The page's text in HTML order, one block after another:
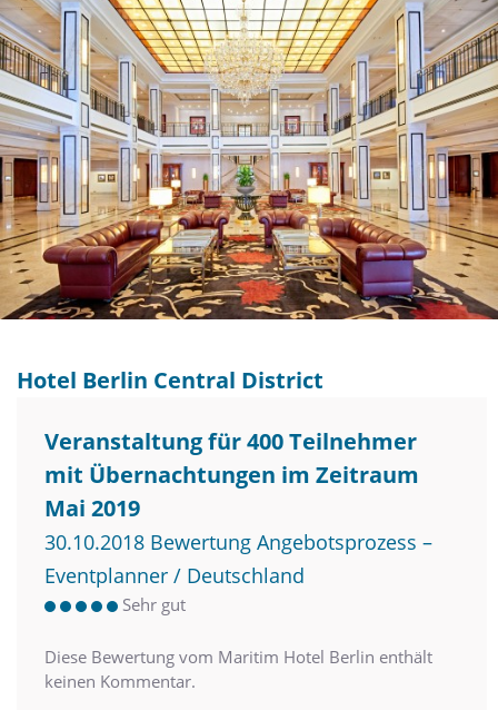
Hotel Berlin Central District
Veranstaltung für 400 Teilnehmer
mit Übernachtungen im Zeitraum
Mai 2019
30.10.2018 Bewertung Angebotsprozess –
Eventplanner / Deutschland
Sehr gut
Diese Bewertung vom Maritim Hotel Berlin enthält
keinen Kommentar.